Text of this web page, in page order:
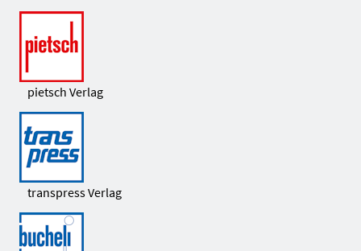
pietsch Verlag
transpress Verlag